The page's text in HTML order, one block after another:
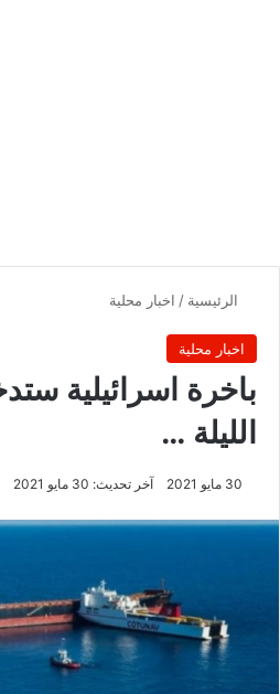
الرئيسية / اخبار محلية
اخبار محلية
باخرة اسرائيلية
الليلة …
30 مايو 2021 آخر تحديث: 30 مايو 2021